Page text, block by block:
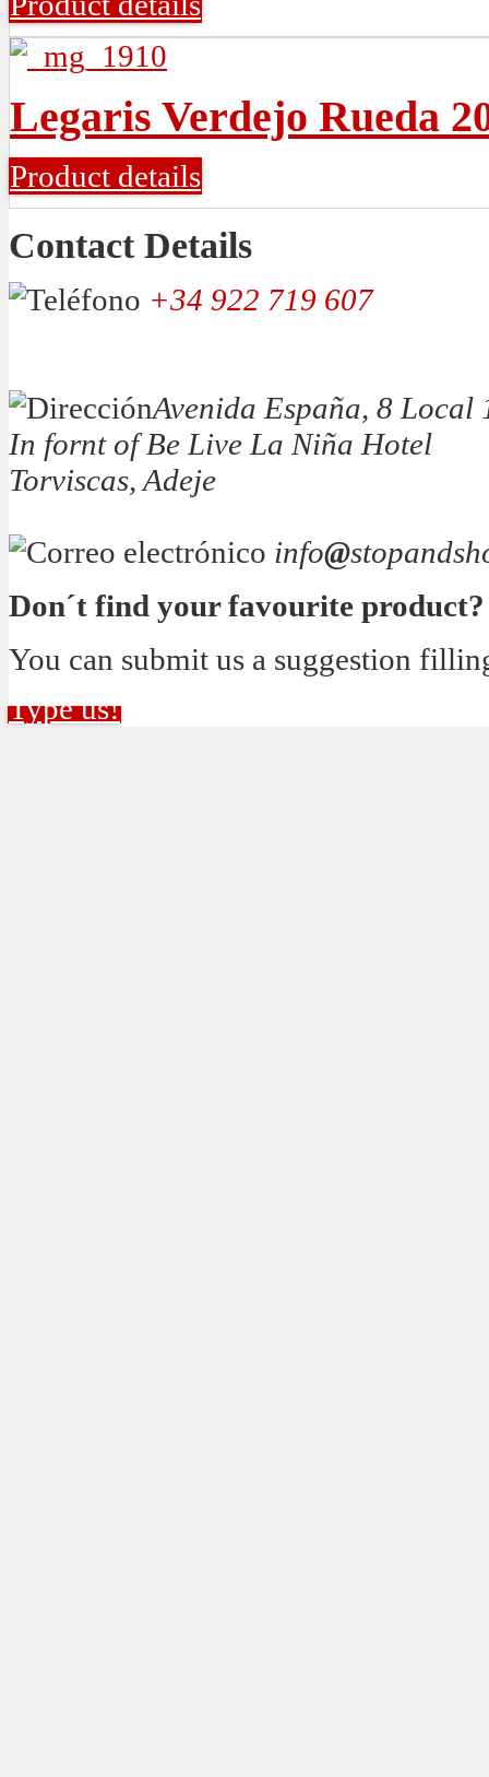
Legaris Verdejo Rueda
Product details
Contact Details
+34 922 719 607
Avenida España, 8 Local
In fornt of Be Live La Niña Hotel
Torviscas, Adeje
info@
Don´t find your favourite product?
You can submit us a suggestion
Type us!